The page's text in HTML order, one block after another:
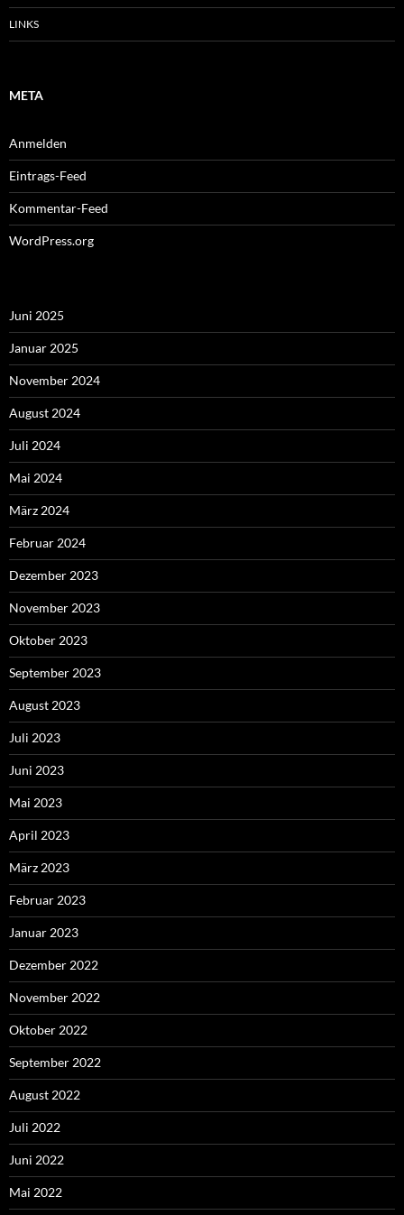
LINKS
META
Anmelden
Eintrags-Feed
Kommentar-Feed
WordPress.org
Juni 2025
Januar 2025
November 2024
August 2024
Juli 2024
Mai 2024
März 2024
Februar 2024
Dezember 2023
November 2023
Oktober 2023
September 2023
August 2023
Juli 2023
Juni 2023
Mai 2023
April 2023
März 2023
Februar 2023
Januar 2023
Dezember 2022
November 2022
Oktober 2022
September 2022
August 2022
Juli 2022
Juni 2022
Mai 2022